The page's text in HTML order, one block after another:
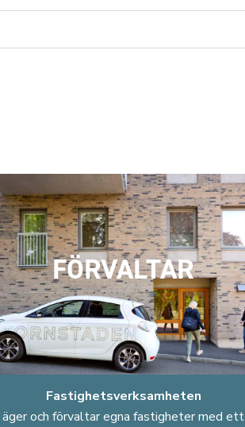
FÖRVALTAR
Fastighetsverksamheten
äger och förvaltar egna fastigheter med ett